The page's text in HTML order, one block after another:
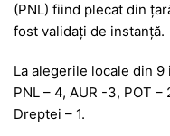
(PNL) fiind plecat din
fost validați de instanță.
La alegerile locale din 9
PNL – 4, AUR -3, POT
Dreptei – 1.